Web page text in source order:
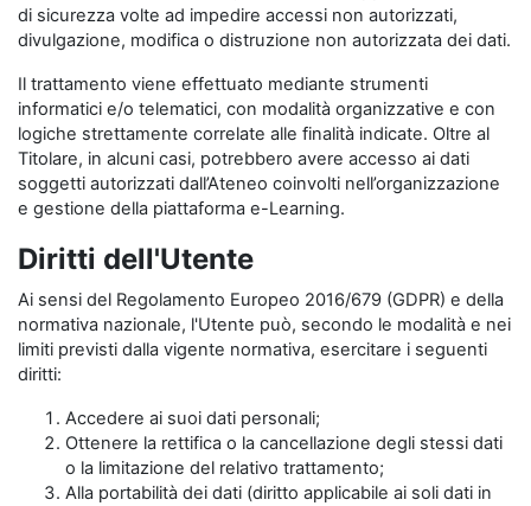
di sicurezza volte ad impedire accessi non autorizzati,
divulgazione, modifica o distruzione non autorizzata dei dati.
Il trattamento viene effettuato mediante strumenti
informatici e/o telematici, con modalità organizzative e con
logiche strettamente correlate alle finalità indicate. Oltre al
Titolare, in alcuni casi, potrebbero avere accesso ai dati
soggetti autorizzati dall’Ateneo coinvolti nell’organizzazione
e gestione della piattaforma e-Learning.
Diritti dell'Utente
Ai sensi del Regolamento Europeo 2016/679 (GDPR) e della
normativa nazionale, l'Utente può, secondo le modalità e nei
limiti previsti dalla vigente normativa, esercitare i seguenti
diritti:
Accedere ai suoi dati personali;
Ottenere la rettifica o la cancellazione degli stessi dati
o la limitazione del relativo trattamento;
Alla portabilità dei dati (diritto applicabile ai soli dati in